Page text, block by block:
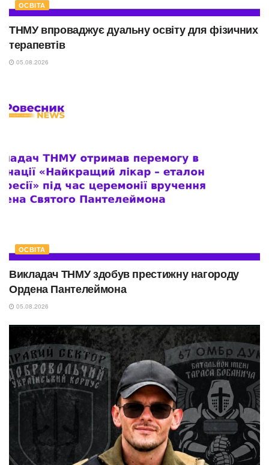
ОСВІТА
ТНМУ впроваджує дуальну освіту для фізичних
терапевтів
05.08.2026
ОСВІТА
Викладач ТНМУ здобув престижну нагороду
Ордена Пантелеймона
05.08.2026